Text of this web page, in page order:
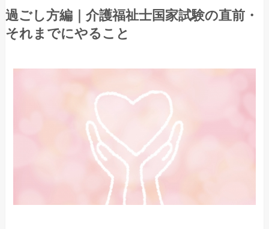
過ごし方編｜介護福祉士国家試験の直前・
それまでにやること